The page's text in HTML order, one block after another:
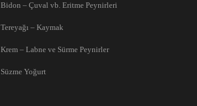
Bidon – Çuval vb. Eritme Peynirleri
Tereyağı – Kaymak
Krem – Labne ve Sürme Peynirler
Süzme Yoğurt